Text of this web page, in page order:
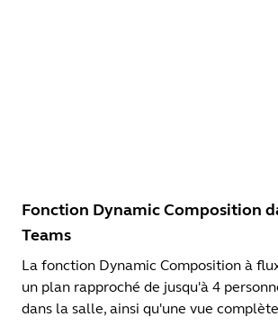
Fonction Dynamic Composition
Teams
La fonction Dynamic Composition à
un plan rapproché de jusqu'à 4
dans la salle, ainsi qu'une vue